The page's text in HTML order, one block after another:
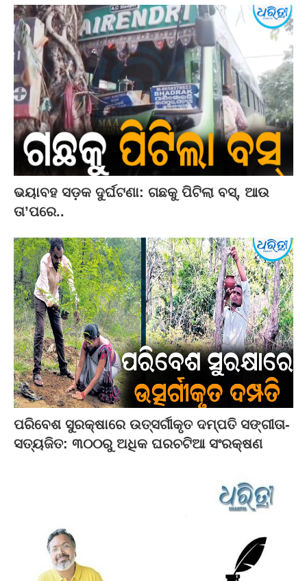
ଭୟାବହ ସଡ଼କ ଦୁର୍ଘଟଣା: ଗଛକୁ ପିଟିଲା ବସ୍‌, ଆଉ
ତା’ପରେ..
ପରିବେଶ ସୁରକ୍ଷାରେ ଉତ୍ସର୍ଗୀକୃତ ଦମ୍ପତି ସଙ୍ଗୀତା-
ସତ୍ୟଜିତ: ୩୦୦ରୁ ଅଧିକ ଘରଚଟିଆ ସଂରକ୍ଷଣ